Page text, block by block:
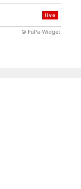
live
© FuPa-Widget